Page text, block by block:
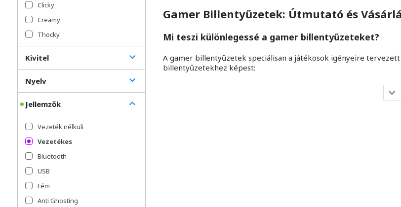
Clicky
Creamy
Thocky
Kivitel
Nyelv
Jellemzők
Vezeték nélküli
Vezetékes
Bluetooth
USB
Fém
Anti Ghosting
Gamer Billentyűzetek: Útmutató és
Mi teszi különlegessé a gamer billentyűzeteket?
A gamer billentyűzetek speciálisan a játékosok igényeire
billentyűzetekhez képest: